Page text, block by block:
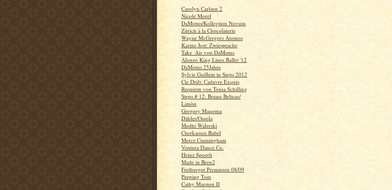
Carolyn Carlson 2
Nicole Morel
DaMotus/Kollegium Novum
Zürich à la Chocolaterie
Wayne McGregors Atomos
Karine Jost: Zwiesprache
Take_Air von DaMotus
Alonzo King Lines Ballet '12
DaMotus 25Jahre
Sylvie Guillem in Steps 2012
Cie Drift: Cadavre Exquis
Requiem von Tonia Schilling
Steps # 12: Bruno Beltrao/
Limòn
Gregory Maqoma
Dähler/Ossola
Medhi Walerski
Cherkaouis Babel
Merce Cunningham
Ventura Dance Co.
Heinz Spoerli
Made in Bern2
Freiburger Premieren 08/09
Peeping Tom
Cathy Marston II